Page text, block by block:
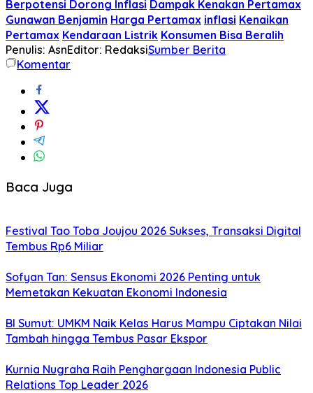
Berpotensi Dorong Inflasi Dampak Kenakan Pertamax
Gunawan Benjamin Harga Pertamax inflasi Kenaikan
Pertamax Kendaraan Listrik Konsumen Bisa Beralih
Penulis: AsnEditor: RedaksiSumber Berita
Komentar
Baca Juga
Festival Tao Toba Joujou 2026 Sukses, Transaksi Digital
Tembus Rp6 Miliar
Sofyan Tan: Sensus Ekonomi 2026 Penting untuk
Memetakan Kekuatan Ekonomi Indonesia
BI Sumut: UMKM Naik Kelas Harus Mampu Ciptakan Nilai
Tambah hingga Tembus Pasar Ekspor
Kurnia Nugraha Raih Penghargaan Indonesia Public
Relations Top Leader 2026